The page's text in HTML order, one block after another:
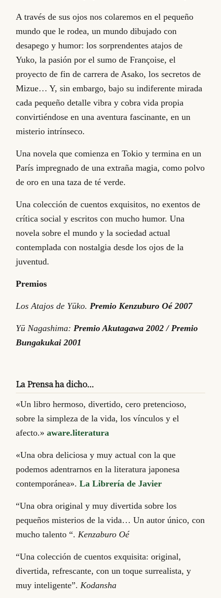
A través de sus ojos nos colaremos en el pequeño
mundo que le rodea, un mundo dibujado con
desapego y humor: los sorprendentes atajos de
Yuko, la pasión por el sumo de Françoise, el
proyecto de fin de carrera de Asako, los secretos de
Mizue… Y, sin embargo, bajo su indiferente mirada
cada pequeño detalle vibra y cobra vida propia
convirtiéndose en una aventura fascinante, en un
misterio intrínseco.
Una novela que comienza en Tokio y termina en un
París impregnado de una extraña magia, como polvo
de oro en una taza de té verde.
Una colección de cuentos exquisitos, no exentos de
crítica social y escritos con mucho humor. Una
novela sobre el mundo y la sociedad actual
contemplada con nostalgia desde los ojos de la
juventud.
Premios
Los Atajos de Yūko. Premio Kenzuburo Oé 2007
Yū Nagashima: Premio Akutagawa 2002 / Premio
Bungakukai 2001
La Prensa ha dicho…
«Un libro hermoso, divertido, cero pretencioso,
sobre la simpleza de la vida, los vínculos y el
afecto.» aware.literatura
«Una obra deliciosa y muy actual con la que
podemos adentrarnos en la literatura japonesa
contemporánea». La Librería de Javier
“Una obra original y muy divertida sobre los
pequeños misterios de la vida… Un autor único, con
mucho talento “. Kenzaburo Oé
“Una colección de cuentos exquisita: original,
divertida, refrescante, con un toque surrealista, y
muy inteligente”. Kodansha